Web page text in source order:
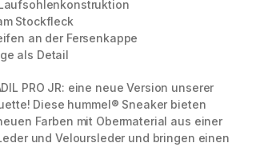
Stockfleck
an der Fersenkappe
als Detail
PRO JR: eine neue Version unserer
Diese hummel® Sneaker bieten
Farben mit Obermaterial aus einer
und Veloursleder und bringen einen